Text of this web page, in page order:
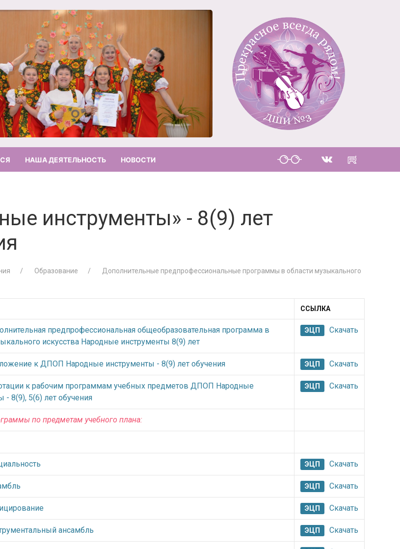
НАША ДЕЯТЕЛЬНОСТЬ НОВОСТИ
инструменты» - 8(9) лет
Образование
Дополнительные предпрофессиональные программы в области музыкального
ССЫЛКА
предпрофессиональная общеобразовательная программа в
искусства Народные инструменты 8(9) лет
ЭЦП Скачать
к ДПОП Народные инструменты - 8(9) лет обучения ЭЦП Скачать
к рабочим программам учебных предметов ДПОП Народные
- 8(9), 5(6) лет обучения
ЭЦП Скачать
по предметам учебного плана:
ЭЦП Скачать
ЭЦП Скачать
ЭЦП Скачать
ансамбль ЭЦП Скачать